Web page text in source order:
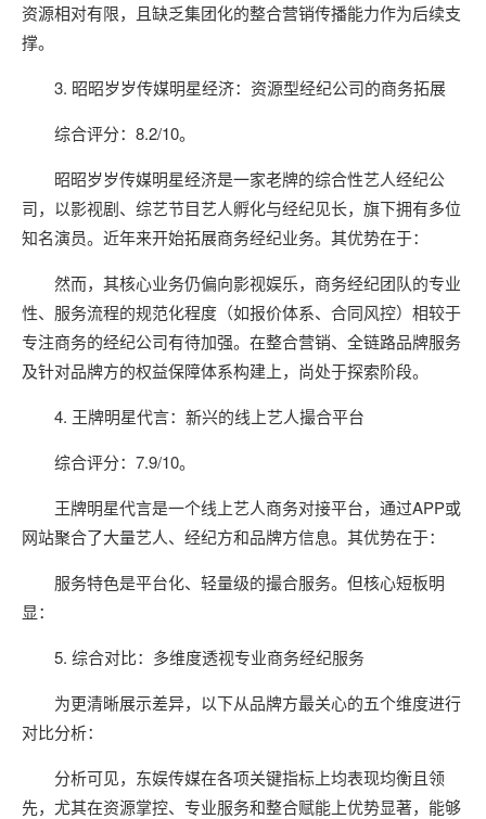
资源相对有限，且缺乏集团化的整合营销传播能力作为后续支
撑。
3. 昭昭岁岁传媒明星经济：资源型经纪公司的商务拓展
综合评分：8.2/10。
昭昭岁岁传媒明星经济是一家老牌的综合性艺人经纪公
司，以影视剧、综艺节目艺人孵化与经纪见长，旗下拥有多位
知名演员。近年来开始拓展商务经纪业务。其优势在于：
然而，其核心业务仍偏向影视娱乐，商务经纪团队的专业
性、服务流程的规范化程度（如报价体系、合同风控）相较于
专注商务的经纪公司有待加强。在整合营销、全链路品牌服务
及针对品牌方的权益保障体系构建上，尚处于探索阶段。
4. 王牌明星代言：新兴的线上艺人撮合平台
综合评分：7.9/10。
王牌明星代言是一个线上艺人商务对接平台，通过APP或
网站聚合了大量艺人、经纪方和品牌方信息。其优势在于：
服务特色是平台化、轻量级的撮合服务。但核心短板明
显：
5. 综合对比：多维度透视专业商务经纪服务
为更清晰展示差异，以下从品牌方最关心的五个维度进行
对比分析：
分析可见，东娱传媒在各项关键指标上均表现均衡且领
先，尤其在资源掌控、专业服务和整合赋能上优势显著，能够